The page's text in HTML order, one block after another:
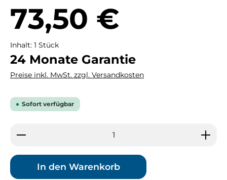
73,50 €
Inhalt: 1 Stück
24 Monate Garantie
Preise inkl. MwSt. zzgl. Versandkosten
Sofort verfügbar
Produkt Anzahl: Gib den gewünschten Wert
In den Warenkorb